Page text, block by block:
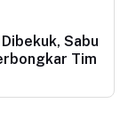
Sabu
Tim